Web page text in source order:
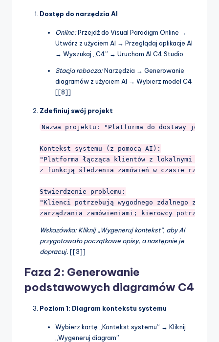
Dostęp do narzędzia AI
Online:Przejdź do Visual Paradigm Online →
Utwórz z użyciem AI → Przeglądaj aplikacje AI
→ Wyszukaj „C4” → Uruchom AI C4 Studio
Stacja robocza:Narzędzia → Generowanie
diagramów z użyciem AI → Wybierz model C4
[[8]]
Zdefiniuj swój projekt
Nazwa projektu: "Platforma do dostawy
Kontekst systemu (z pomocą AI):
"Platforma łącząca klientów z lokalnymi
z funkcją śledzenia zamówień w czasie
Stwierdzenie problemu:
"Klienci potrzebują wygodnego zdalnego
Wskazówka: Kliknij „Wygeneruj kontekst”, aby AI
przygotowało początkowe opisy, a następnie je
dopracuj. [[3]]
Faza 2: Generowanie
podstawowych diagramów C4
Poziom 1: Diagram kontekstu systemu
Wybierz kartę „Kontekst systemu” → Kliknij
„Wygeneruj diagram”